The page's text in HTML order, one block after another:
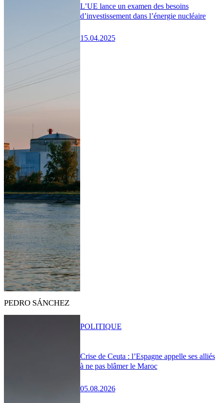
L’UE lance un examen des besoins
d’investissement dans l’énergie nucléaire
15.04.2025
PEDRO SÁNCHEZ
Crise de Ceuta : l’Espagne appelle ses alliés
à ne pas blâmer le Maroc
05.08.2026
POLITIQUE